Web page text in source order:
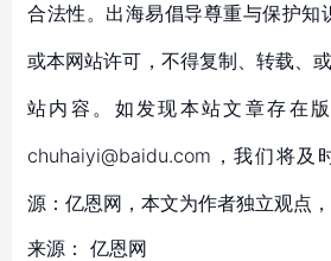
合法性。出海易倡导尊重与保护知
或本网站许可，不得复制、转载、
站内容。如发现本站文章存在
chuhaiyi@baidu.com，我们将及
源：亿恩网，本文为作者独立观点
来源： 亿恩网